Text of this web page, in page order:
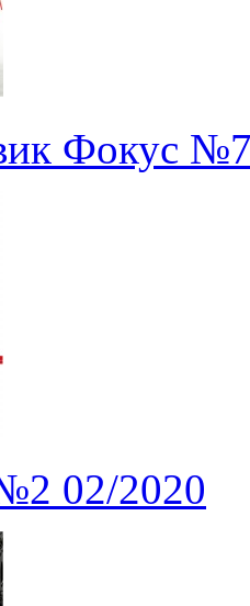
Фокус
02/2020